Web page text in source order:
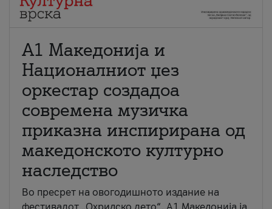
А1 Македонија и
Националниот џез
оркестар создадоа
современа музичка
приказна инспирирана од
македонското културно
наследство
Во пресрет на овогодишното издание на